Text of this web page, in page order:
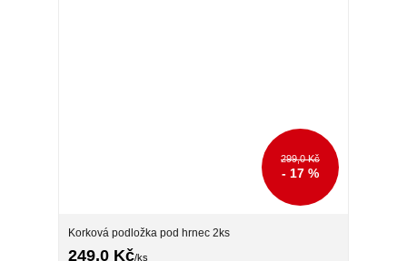
299,0 Kč
- 17 %
Korková podložka pod hrnec 2ks
249,0 Kč/ks